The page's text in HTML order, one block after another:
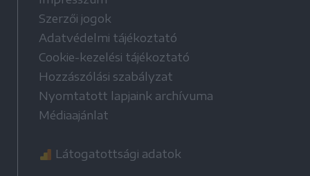
Szerzői jogok
Adatvédelmi tájékoztató
Cookie-kezelési tájékoztató
Hozzászólási szabályzat
Nyomtatott lapjaink archívuma
Médiaajánlat
Látogatottsági adatok